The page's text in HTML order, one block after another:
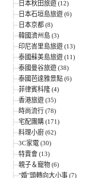
日本秋田旅遊 (12)
日本石垣島旅遊 (6)
日本京都 (8)
韓國濟州島 (3)
印尼峇里島旅遊 (13)
泰國蘇美島旅遊 (11)
泰國曼谷旅遊 (38)
泰國芭達雅景點 (6)
菲律賓科隆 (4)
香港旅遊 (35)
時尚流行 (78)
宅配團購 (171)
料理小廚 (62)
3C家電 (30)
特賣會 (13)
親子＆寵物 (6)
"婚"頭轉向大小事 (7)